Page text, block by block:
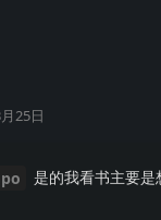
25日
是的我看书主要